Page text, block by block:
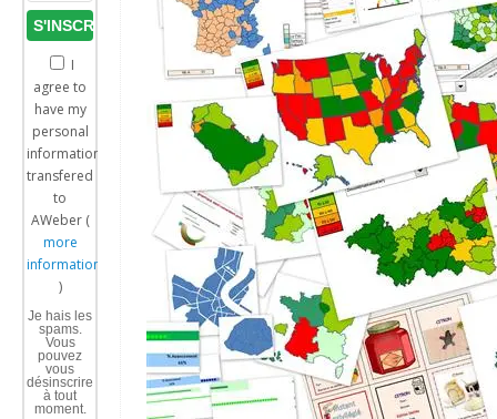
I
agree to
have my
personal
information
transfered
to
AWeber (
more
information
)
Je hais les
spams.
Vous
pouvez
vous
désinscrire
à tout
moment.